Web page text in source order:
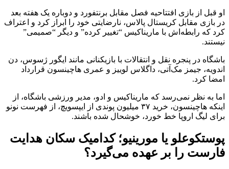
او قبل از بازی افتتاحیه فصل مقابل برنتفورد و دوباره یک هفته بعد
در بازی مقابل کریستال پالاس، نارضایتی خود را ابراز کرد و اعتراف
کرد که رابطه‌اش با ماریناکیس “تغییر کرده” و دیگر “صمیمی”
نیستند.
باشگاه در پنجره نقل و انتقالات با بازیکنانی مانند ایگور ژسوس، دن
اندویه، جیمز مک‌آتی، داگلاس لوییز و عمری هاچینسون قرارداد
امضا کرد.
اما به نظر نمی‌رسد که ماریناکیس و ادو، مدیر ورزشی باشگاه، از
اینکه هاچینسون، خرید ۳۷ میلیون پوندی از ایپسویچ، از فهرست نونو
برای لیگ اروپا خط خورد، خوشحال شده باشند.
پوستکوعلو یا مورینیو؛ کدامیک سکان هدایت
فارست را بر عهده می‌گیرد؟